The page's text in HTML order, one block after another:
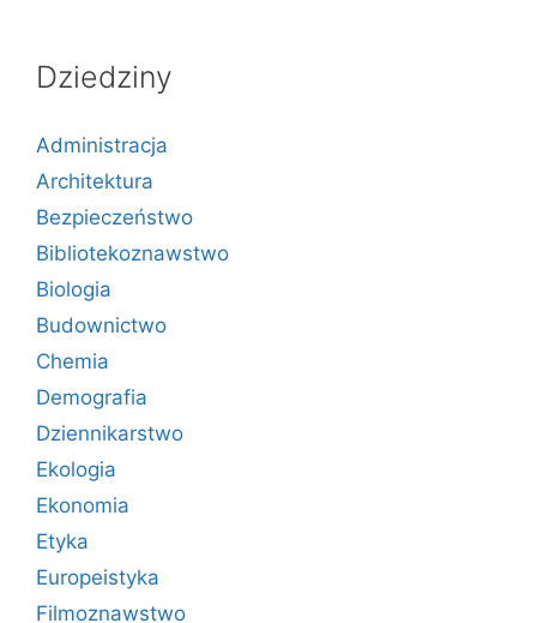
Dziedziny
Administracja
Architektura
Bezpieczeństwo
Bibliotekoznawstwo
Biologia
Budownictwo
Chemia
Demografia
Dziennikarstwo
Ekologia
Ekonomia
Etyka
Europeistyka
Filmoznawstwo